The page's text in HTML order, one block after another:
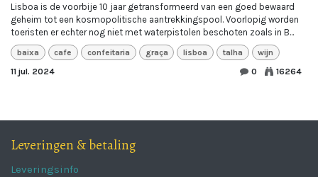
Lisboa is de voorbije 10 jaar getransformeerd van een goed bewaard
geheim tot een kosmopolitische aantrekkingspool. Voorlopig worden
toeristen er echter nog niet met waterpistolen beschoten zoals in B...
baixa cafe confeitaria graça lisboa talha
wijn
11 jul. 2024
0 16264
Leveringen & betaling
Leveringsinfo